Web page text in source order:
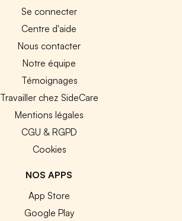
Se connecter
Centre d'aide
Nous contacter
Notre équipe
Témoignages
Travailler chez SideCare
Mentions légales
CGU & RGPD
Cookies
NOS APPS
App Store
Google Play